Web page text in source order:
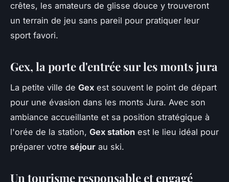
crêtes, les amateurs de glisse douce y trouveront
un terrain de jeu sans pareil pour pratiquer leur
sport favori.
Gex, la porte d'entrée sur les monts jura
La petite ville de Gex est souvent le point de départ
pour une évasion dans les monts Jura. Avec son
ambiance accueillante et sa position stratégique à
l'orée de la station, Gex station est le lieu idéal pour
préparer votre séjour au ski.
Un tourisme responsable et engagé